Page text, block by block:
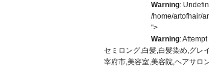
Warning:
/home/artofhair/
">
Warning:
セミロング,白髪,白髪染め,グレ
宰府市,美容室,美容院,ヘアサロ